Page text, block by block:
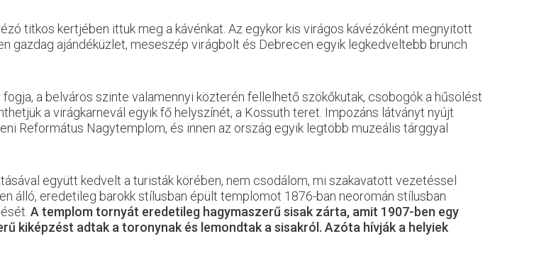
titkos kertjében ittuk meg a kávénkat. Az egykor kis virágos kávézóként megnyitott
gazdag ajándéküzlet, meseszép virágbolt és Debrecen egyik legkedveltebb brunch
a belváros szinte valamennyi közterén fellelhető szökőkutak, csobogók a hűsölést
a virágkarnevál egyik fő helyszínét, a Kossuth teret. Impozáns látványt nyújt
Református Nagytemplom, és innen az ország egyik legtöbb muzeális tárggyal
együtt kedvelt a turisták körében, nem csodálom, mi szakavatott vezetéssel
álló, eredetileg barokk stílusban épült templomot 1876-ban neoromán stílusban
A templom tornyát eredetileg hagymaszerű sisak zárta, amit 1907-ben egy
kiképzést adtak a toronynak és lemondtak a sisakról. Azóta hívják a helyiek